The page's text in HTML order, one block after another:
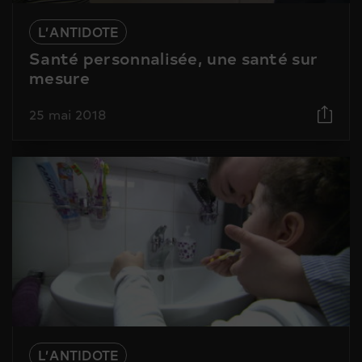
L’ANTIDOTE
Santé personnalisée, une santé sur
mesure
25 mai 2018
L’ANTIDOTE